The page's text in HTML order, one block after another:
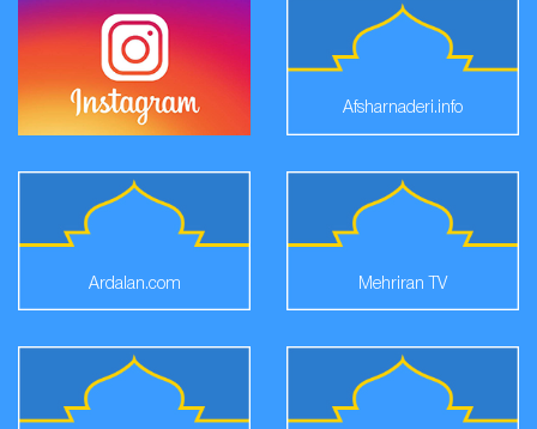
Afsharnaderi.info
Ardalan.com Mehriran TV